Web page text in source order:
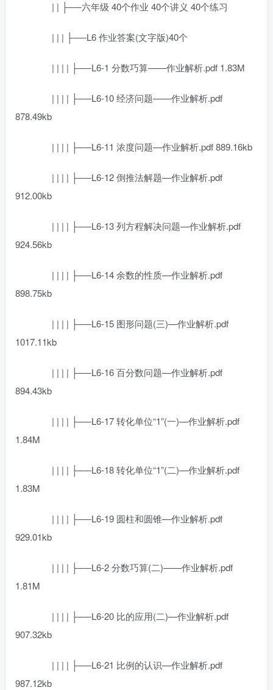
| | ├──六年级 40个作业 40个讲义 40个练习
| | | ├──L6 作业答案(文字版)40个
| | | | ├──L6-1 分数巧算——作业解析.pdf 1.83M
| | | | ├──L6-10 经济问题——作业解析.pdf
878.49kb
| | | | ├──L6-11 浓度问题—作业解析.pdf 889.16kb
| | | | ├──L6-12 倒推法解题—作业解析.pdf
912.00kb
| | | | ├──L6-13 列方程解决问题—作业解析.pdf
924.56kb
| | | | ├──L6-14 余数的性质—作业解析.pdf
898.75kb
| | | | ├──L6-15 图形问题(三)—作业解析.pdf
1017.11kb
| | | | ├──L6-16 百分数问题—作业解析.pdf
894.43kb
| | | | ├──L6-17 转化单位“1”(一)—作业解析.pdf
1.84M
| | | | ├──L6-18 转化单位“1”(二)—作业解析.pdf
1.83M
| | | | ├──L6-19 圆柱和圆锥—作业解析.pdf
929.01kb
| | | | ├──L6-2 分数巧算(二)——作业解析.pdf
1.81M
| | | | ├──L6-20 比的应用(二)—作业解析.pdf
907.32kb
| | | | ├──L6-21 比例的认识—作业解析.pdf
987.12kb